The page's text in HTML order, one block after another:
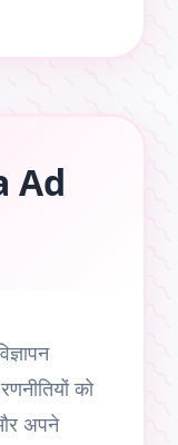
Ad
को
अपने